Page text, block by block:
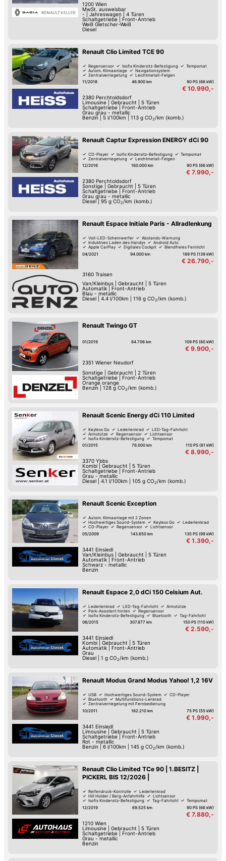
1200 Wien
MwSt. ausweisbar
-
Jahreswagen
4 Türen
Schaltgetriebe| Front-Antrieb
Weiß Gletscher-Weiß
Diesel
Renault Clio Limited TCE 90
Regensensor Isofix Kindersitz-Befestigung
Tempomat
Autom. Klimaanlage
Navigationsystem
Zentralverriegelung
Leichtmetall-Felgen
11/2018
46.900 km 90 PS (66 kW)
€ 10.990,-
2380 Perchtoldsdorf
Limousine| Gebraucht
5 Türen
Schaltgetriebe| Front-Antrieb
Grau grau - metallic
Benzin
5 l/100km 113 g CO2 /km (komb.)
Renault Captur Expression ENERGY dCi 90
CD-Player Isofix Kindersitz-Befestigung
Tempomat
Zentralverriegelung
Leichtmetall-Felgen
12/2016
160.000 km 90 PS (66 kW)
€ 7.990,-
2380 Perchtoldsdorf
Sonstige| Gebraucht
5 Türen
Schaltgetriebe| Front-Antrieb
Grau grau - metallic
Diesel | 95 g CO2 /km (komb.)
Renault Espace Initiale Paris - Allradlenkung
Voll-LED-Scheinwerfer
Abstands-Warnung
Induktives Laden des Handys
Android Auto
Apple CarPlay
Digitales Cockpit
Blendfreies Fernlicht
Fernlicht-Assistent
04/2021 94.000 km 189 PS (139 kW)
€ 26.790,-
3160 Traisen
Van/Kleinbus| Gebraucht|
5 Türen
Automatik|
Front-Antrieb
Blau - metallic
Diesel
4.4 l/100km 116 g CO2/km (komb.)
Renault Twingo GT
01/2019 84.706 km 109 PS (80 kW)
€ 9.900,-
2351 Wiener Neudorf
Sonstige| Gebraucht
2 Türen
Schaltgetriebe| Front-Antrieb
Orange orange
Benzin
128 g CO2 /km (komb.)
Renault Scenic Energy dCi 110 Limited
Keyless Go Lederlenkrad
LED-Tag-Fahrlicht
Armstütze
Regensensor
Lichtsensor
Isofix Kindersitz-Befestigung
Tempomat
01/2015
76.000 km 110 PS (81 kW)
€ 8.990,-
3370 Ybbs
Kombi| Gebraucht
5 Türen
Schaltgetriebe| Front-Antrieb
Grau - metallic
Diesel
4.1 l/100km 105 g CO2 /km (komb.)
Renault Scenic Exception
Autom. Klimaanlage mit 2 Zonen
Hochwertiges Sound-System
Keyless Go
Lederlenkrad
CD-Player
Regensensor
Lichtsensor
05/2009 143.650 km 135 PS (99 kW)
€ 1.390,-
3441 Einsiedl
Van/Kleinbus| Gebraucht
5 Türen
Automatik| Front-Antrieb
Schwarz - metallic
Benzin
Renault Espace 2,0 dCi 150 Celsium Aut.
Lederlenkrad LED-Tag-Fahrlicht
Armstütze
Park-Assistent hinten
Regensensor
Isofix Kindersitz-Befestigung
Bluetooth
Tag-Fahrlicht
06/2015
307.877 km 150 PS (110 kW)
€ 2.590,-
3441 Einsiedl
Kombi| Gebraucht
5 Türen
Automatik| Front-Antrieb
Grau
Diesel
1 g CO2 /km (komb.)
Renault Modus Grand Modus Yahoo! 1,2 16V
USB Hochwertiges Sound-System
CD-Player
Bluetooth
Multifunktions-Lenkrad
Zentralverriegelung mit Fernbedienung
10/2011 162.210 km 75 PS (55 kW)
€ 1.990,-
3441 Einsiedl
Limousine| Gebraucht
5 Türen
Schaltgetriebe| Front-Antrieb
Rot - metallic
Benzin
6 l/100km 145 g CO2 /km (komb.)
Renault Clio Limited TCe 90 | 1.BESITZ |
PICKERL BIS 12/2026 |
Reifendruck-Kontrolle
Lederlenkrad
Hill Holder / Berg-Anfahrhilfe
Lichtsensor
Isofix Kindersitz-Befestigung
Tag-Fahrlicht
Tempomat
12/2019 69.525 km 90 PS (66 kW)
€ 7.880,-
1210 Wien
Limousine| Gebraucht
5 Türen
Schaltgetriebe| Front-Antrieb
Grau - metallic
Benzin